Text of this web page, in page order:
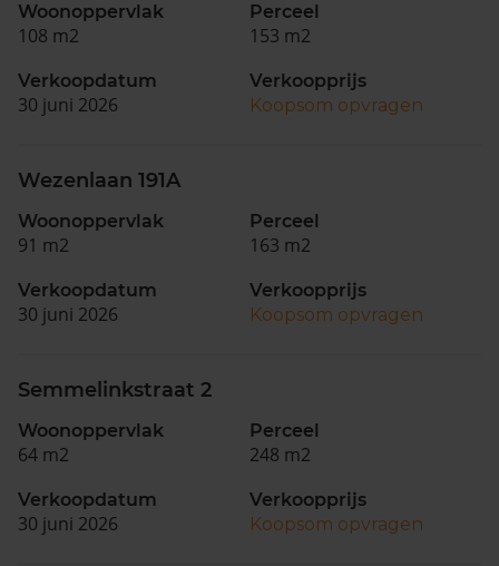
Woonoppervlak
108 m2
Perceel
153 m2
Verkoopdatum
30 juni 2026
Verkoopprijs
Koopsom opvragen
Wezenlaan 191A
Woonoppervlak
91 m2
Perceel
163 m2
Verkoopdatum
30 juni 2026
Verkoopprijs
Koopsom opvragen
Semmelinkstraat 2
Woonoppervlak
64 m2
Perceel
248 m2
Verkoopdatum
30 juni 2026
Verkoopprijs
Koopsom opvragen